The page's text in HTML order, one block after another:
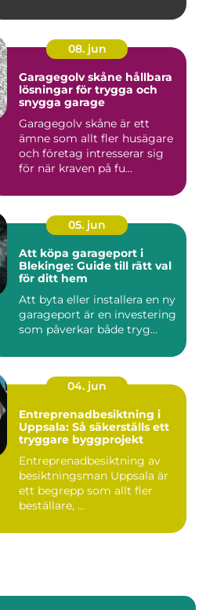
08. jun
Garagegolv skåne hållbara
lösningar för trygga och
snygga garage
Garagegolv skåne är ett
ämne som allt fler husägare
och företag intresserar sig
för när kraven på fu...
05. jun
Att köpa garageport i
Blekinge: Guide till rätt val
för ditt hem
Att byta eller installera en ny
garageport är en investering
som påverkar både tryg...
04. jun
Entreprenadbesiktning i
Uppsala: Så säkerställs ett
tryggare byggprojekt
Entreprenadbesiktning av
besiktningsman Uppsala är
ett begrepp som allt fler
beställare, ...